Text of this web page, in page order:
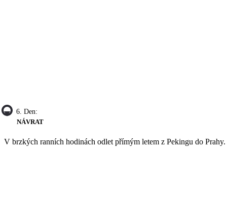
6. Den:
NÁVRAT
V brzkých ranních hodinách odlet přímým letem z Pekingu do